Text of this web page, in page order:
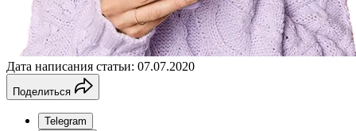
Дата написания статьи: 07.07.2020
Поделиться
Telegram